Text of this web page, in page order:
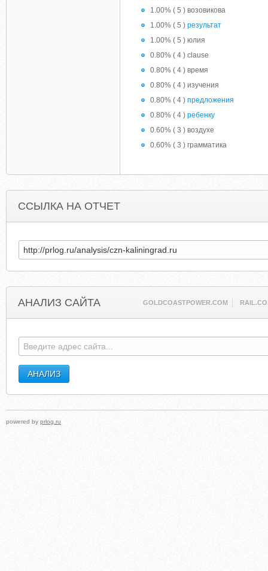
1.00% ( 5 ) возовикова
1.00% ( 5 ) результат
1.00% ( 5 ) юлия
0.80% ( 4 ) clause
0.80% ( 4 ) время
0.80% ( 4 ) изучения
0.80% ( 4 ) предложения
0.80% ( 4 ) ребенку
0.60% ( 3 ) воздухе
0.60% ( 3 ) грамматика
ССЫЛКА НА ОТЧЕТ
АНАЛИЗ САЙТА GOLDCOASTPOWER.COM
powered by prlog.ru